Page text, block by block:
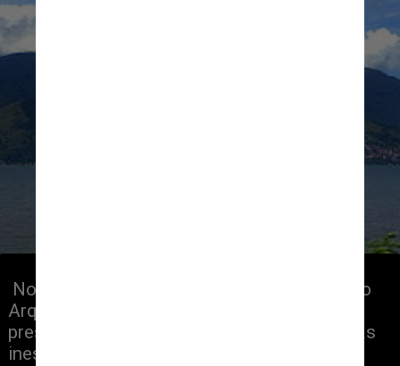
No estado de São Paulo, a rota conta com o
Arquipélago de Ilhabela, com seus 92% de
preservação ambiental e os 100 km de praias
inesquecíveis em Ubatuba